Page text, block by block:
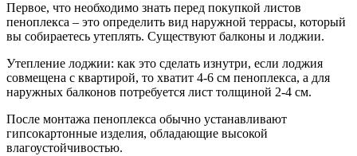
Первое, что необходимо знать перед покупкой листов
пеноплекса – это определить вид наружной террасы, который
вы собираетесь утеплять. Существуют балконы и лоджии.
Утепление лоджии: как это сделать изнутри, если лоджия
совмещена с квартирой, то хватит 4-6 см пеноплекса, а для
наружных балконов потребуется лист толщиной 2-4 см.
После монтажа пеноплекса обычно устанавливают
гипсокартонные изделия, обладающие высокой
влагоустойчивостью.